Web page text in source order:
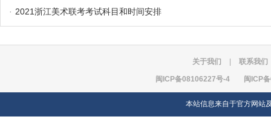
· 2021浙江美术联考考试科目和时间安排
关于我们 联系我们
闽ICP备08106227号-4 闽ICP
本站信息来自于官方网站